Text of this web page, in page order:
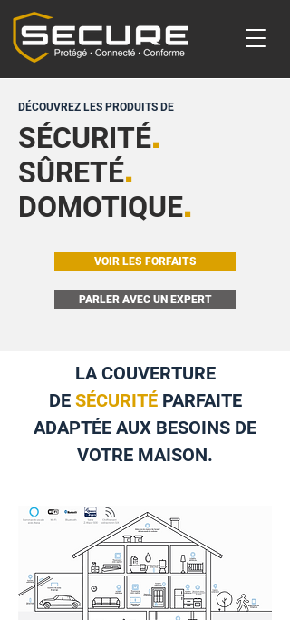
DÉCOUVREZ LES PRODUITS DE
SÉCURITÉ.
SÛRETÉ.
DOMOTIQUE.
VOIR LES FORFAITS
PARLER AVEC UN EXPERT
LA COUVERTURE
DE SÉCURITÉ PARFAITE
ADAPTÉE AUX BESOINS DE
VOTRE MAISON.